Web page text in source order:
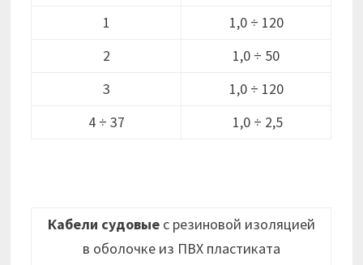
1
1,0 ÷ 120
2
1,0 ÷ 50
3
1,0 ÷ 120
4 ÷ 37
1,0 ÷ 2,5
Кабели судовыес резиновой изоляцией
в оболочке из ПВХ пластиката